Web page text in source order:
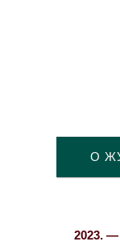
О
2023.